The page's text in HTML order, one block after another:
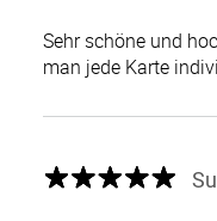
Sehr schöne und
man jede Karte